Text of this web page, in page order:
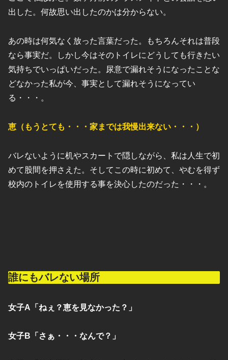
出した。何故思い出したのかは分からない。
あの時は何気なく放った言葉だった。もちろんそれは普段
なら事実だ。しかし今はそのトイレにどうしても行きたい
気持ちでいっぱいだった。尿意で漏れそうになったことな
どなかった私が今、事実として漏れそうになってい
る・・・。
恵（もうとても・・・家までは我慢出来ない・・・）
バレないように机やスカートで隠しながら、私は人生で初
めて股間を押さえた。そしてこの時に初めて、やむを得ず
校内のトイレを使用する事を決心したのだった・・・。
誰にもバレない場所
女子A「ねぇ？恵を見なかった？」
女子B「さぁ・・・なんで？」